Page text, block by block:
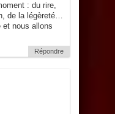
: du rire,
de la légèreté…
et nous allons
Répondre